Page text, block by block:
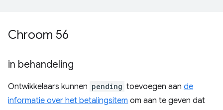
Chroom 56
in behandeling
Ontwikkelaars kunnen pending toevoegen aan de
informatie over het betalingsitem om aan te geven dat